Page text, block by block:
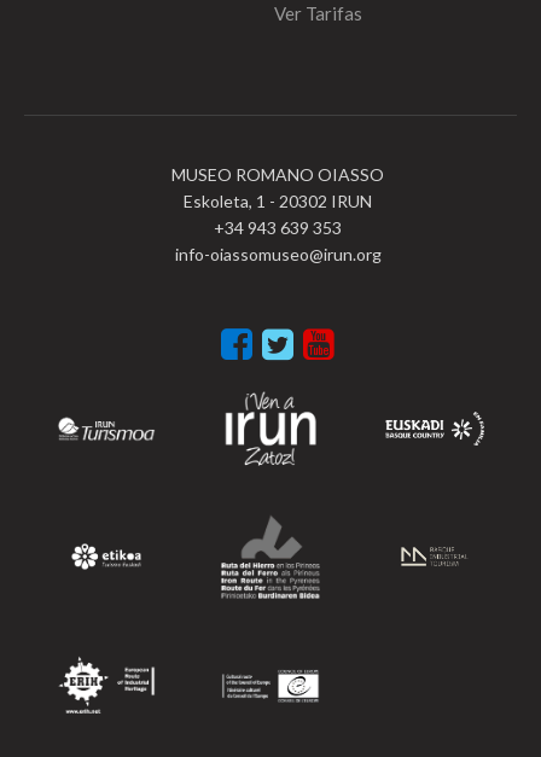
Ver Tarifas
MUSEO ROMANO OIASSO
Eskoleta, 1 - 20302 IRUN
+34 943 639 353
info-oiassomuseo@irun.org